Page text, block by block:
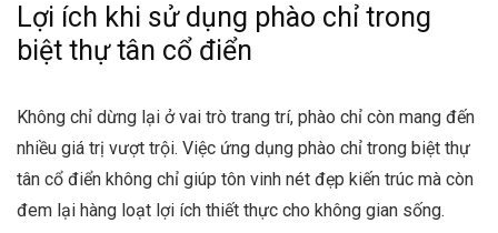
Lợi ích khi sử dụng phào chỉ trong
biệt thự tân cổ điển
Không chỉ dừng lại ở vai trò trang trí, phào chỉ còn mang đến
nhiều giá trị vượt trội. Việc ứng dụng phào chỉ trong biệt thự
tân cổ điển không chỉ giúp tôn vinh nét đẹp kiến trúc mà còn
đem lại hàng loạt lợi ích thiết thực cho không gian sống.